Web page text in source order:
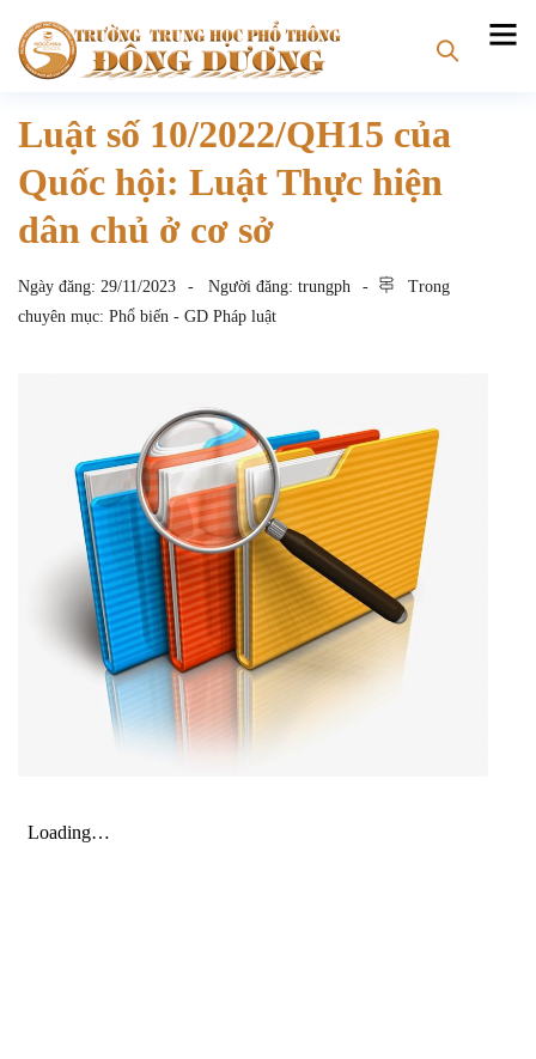
Luật số 10/2022/QH15 của
Quốc hội: Luật Thực hiện
dân chủ ở cơ sở
Ngày đăng: 29/11/2023 Người đăng: trungph
Trong
chuyên mục: Phổ biến - GD Pháp luật